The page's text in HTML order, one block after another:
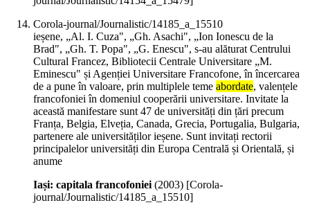
Corola-journal/Journalistic/14185_a_15510
ieșene, „Al. I. Cuza", „Gh. Asachi", „Ion Ionescu de la
Brad", „Gh. T. Popa", „G. Enescu", s-au alăturat Centrului
Cultural Francez, Bibliotecii Centrale Universitare „M.
Eminescu" și Agenției Universitare Francofone, în încercarea
de a pune în valoare, prin multiplele teme abordate, valențele
francofoniei în domeniul cooperării universitare. Invitate la
această manifestare sunt 47 de universități din țări precum
Franța, Belgia, Elveția, Canada, Grecia, Portugalia, Bulgaria,
partenere ale universităților ieșene. Sunt invitați rectorii
principalelor universități din Europa Centrală și Orientală, și
anume
Iași: capitala francofoniei(2003) [Corola-
journal/Journalistic/14185_a_15510]